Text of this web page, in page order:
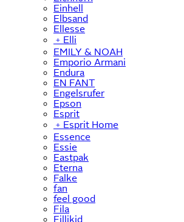
Einhell
Elbsand
Ellesse
﹢ Elli
EMILY & NOAH
Emporio Armani
Endura
EN FANT
Engelsrufer
Epson
Esprit
﹢ Esprit Home
Essence
Essie
Eastpak
Eterna
Falke
fan
feel good
Fila
Fillikid